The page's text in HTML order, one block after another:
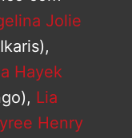
Jolie
Hayek
Lia
Henry